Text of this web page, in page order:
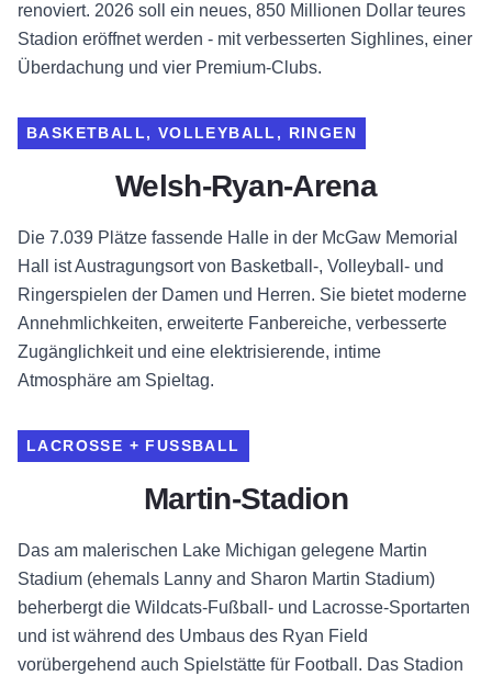
renoviert. 2026 soll ein neues, 850 Millionen Dollar teures
Stadion eröffnet werden - mit verbesserten Sighlines, einer
Überdachung und vier Premium-Clubs.
BASKETBALL, VOLLEYBALL, RINGEN
Welsh-Ryan-Arena
Die 7.039 Plätze fassende Halle in der McGaw Memorial
Hall ist Austragungsort von Basketball-, Volleyball- und
Ringerspielen der Damen und Herren. Sie bietet moderne
Annehmlichkeiten, erweiterte Fanbereiche, verbesserte
Zugänglichkeit und eine elektrisierende, intime
Atmosphäre am Spieltag.
LACROSSE + FUSSBALL
Martin-Stadion
Das am malerischen Lake Michigan gelegene Martin
Stadium (ehemals Lanny and Sharon Martin Stadium)
beherbergt die Wildcats-Fußball- und Lacrosse-Sportarten
und ist während des Umbaus des Ryan Field
vorübergehend auch Spielstätte für Football. Das Stadion